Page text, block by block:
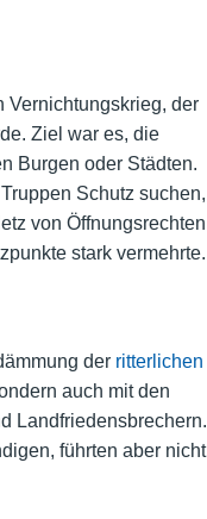
Vernichtungskrieg, der
Ziel war es, die
Burgen oder Städten.
Schutz suchen,
von Öffnungsrechten
stark vermehrte.
der ritterlichen
auch mit den
Landfriedensbrechern.
führten aber nicht